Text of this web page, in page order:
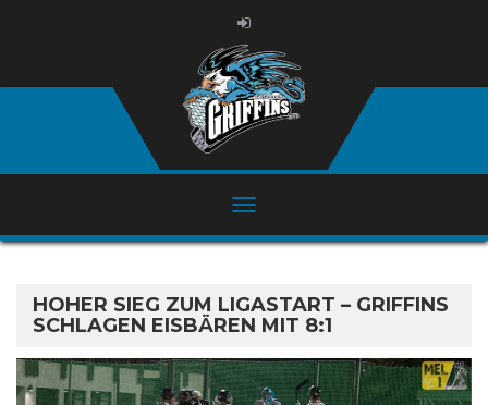
HOHER SIEG ZUM LIGASTART – GRIFFINS
SCHLAGEN EISBÄREN MIT 8:1